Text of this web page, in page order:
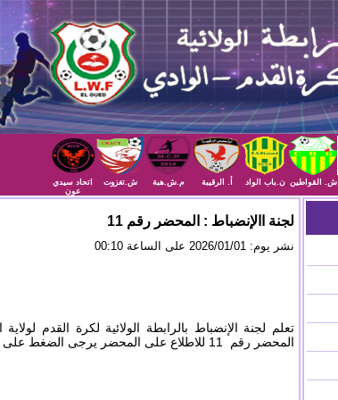
ش. القواطين ن.باب الواد أ. الرقيبة م.ش.هبة ش.تغزوت
اتحاد سيدي
عون
لجنة االإنضباط : المحضر رقم 11
نشر يوم: 2026/01/01 على الساعة 00:10
تعلم لجنة الإنضباط بالرابطة الولائية لكرة القدم
المحضر رقم 11 للاطلاع على المحضر يرجى الضغط على :